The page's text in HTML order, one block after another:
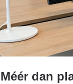
Méér dan